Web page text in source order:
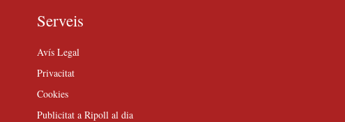
Serveis
Avís Legal
Privacitat
Cookies
Publicitat a Ripoll al dia